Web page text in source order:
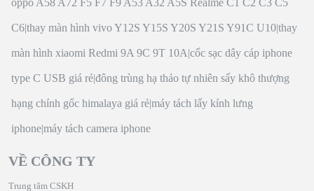
C6|thay màn hình vivo Y12S Y15S Y20S Y21S Y91C U10|thay
màn hình xiaomi Redmi 9A 9C 9T 10A|cốc sạc dây cáp iphone
type C USB giá rẻ|đông trùng hạ thảo tự nhiên sấy khô thượng
hạng chính gốc himalaya giá rẻ|máy tách lấy kính lưng
iphone|máy tách camera iphone
VỀ CÔNG TY
Trung tâm CSKH